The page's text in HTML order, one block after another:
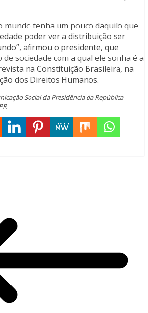
mundo tenha um pouco daquilo que
poder ver a distribuição ser
afirmou o presidente, que
sociedade com a qual ele sonha é a
na Constituição Brasileira, na
dos Direitos Humanos.
Social da Presidência da República –